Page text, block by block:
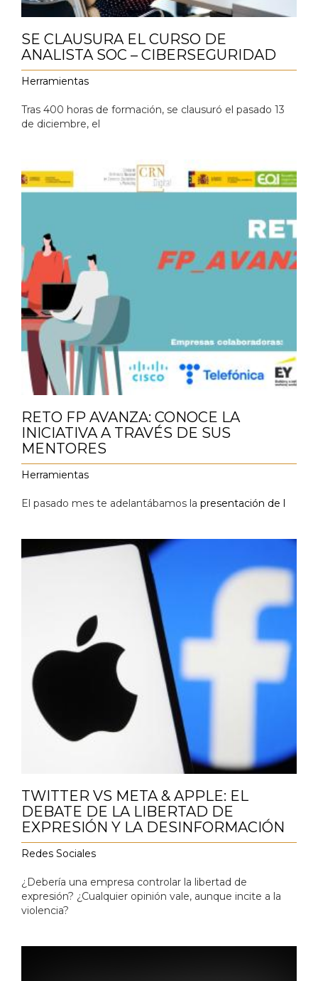
SE CLAUSURA EL CURSO DE
ANALISTA SOC – CIBERSEGURIDAD
Herramientas
Tras 400 horas de formación, se clausuró el pasado 13
de diciembre, el
RETO FP AVANZA: CONOCE LA
INICIATIVA A TRAVÉS DE SUS
MENTORES
Herramientas
El pasado mes te adelantábamos la presentación de l
TWITTER VS META & APPLE: EL
DEBATE DE LA LIBERTAD DE
EXPRESIÓN Y LA DESINFORMACIÓN
Redes Sociales
¿Debería una empresa controlar la libertad de
expresión? ¿Cualquier opinión vale, aunque incite a la
violencia?